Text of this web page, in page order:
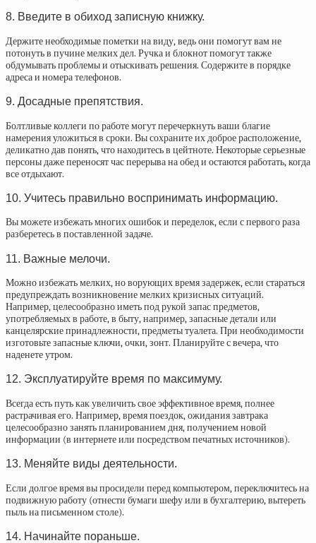
8. Введите в обиход записную книжку.
Держите необходимые пометки на виду, ведь они помогут вам не
потонуть в пучине мелких дел. Ручка и блокнот помогут также
обдумывать проблемы и отыскивать решения. Содержите в порядке
адреса и номера телефонов.
9. Досадные препятствия.
Болтливые коллеги по работе могут перечеркнуть ваши благие
намерения уложиться в сроки. Вы сохраните их доброе расположение,
деликатно дав понять, что находитесь в цейтноте. Некоторые серьезные
персоны даже переносят час перерыва на обед и остаются работать, когда
все отдыхают.
10. Учитесь правильно воспринимать информацию.
Вы можете избежать многих ошибок и переделок, если с первого раза
разберетесь в поставленной задаче.
11. Важные мелочи.
Можно избежать мелких, но ворующих время задержек, если стараться
предупреждать возникновение мелких кризисных ситуаций.
Например, целесообразно иметь под рукой запас предметов,
употребляемых в работе, в быту, например, запасные детали или
канцелярские принадлежности, предметы туалета. При необходимости
изготовьте запасные ключи, очки, зонт. Планируйте с вечера, что
наденете утром.
12. Эксплуатируйте время по максимуму.
Всегда есть путь как увеличить свое эффективное время, полнее
растрачивая его. Например, время поездок, ожидания завтрака
целесообразно занять планированием дня, получением новой
информации (в интернете или посредством печатных источников).
13. Меняйте виды деятельности.
Если долгое время вы просидели перед компьютером, переключитесь на
подвижную работу (отнести бумаги шефу или в бухгалтерию, вытереть
пыль на письменном столе).
14. Начинайте пораньше.